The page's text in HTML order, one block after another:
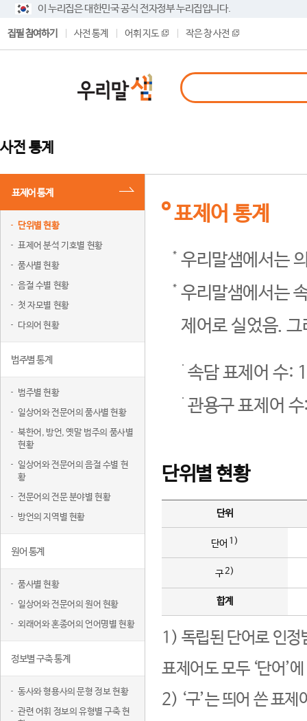
이 누리집은 대한민국 공식 전자정부 누리집입니다.
집필 참여하기 사전 통계 어휘 지도 작은 창 사전
사전 통계
표제어 통계
단위별 현황
표제어 분석 기호별 현황
품사별 현황
음절 수별 현황
첫 자모별 현황
다의어 현황
범주별 통계
범주별 현황
일상어와 전문어의 품사별 현황
북한어, 방언, 옛말 범주의 품사별
현황
일상어와 전문어의 음절 수별 현
황
전문어의 전문 분야별 현황
방언의 지역별 현황
원어 통계
품사별 현황
일상어와 전문어의 원어 현황
외래어와 혼종어의 언어명별 현황
정보별 구축 통계
동사와 형용사의 문형 정보 현황
관련 어휘 정보의 유형별 구축 현
표제어 통계
우리말샘에서는
우리말샘에서는
제어로 실었음.
속담 표제어 수:
관용구 표제어
단위별 현황
단위
단어 1)
구2)
합계
1) 독립된 단어로 인정
표제어도 모두 ‘단어’
2) ‘구’는 띄어 쓴 표